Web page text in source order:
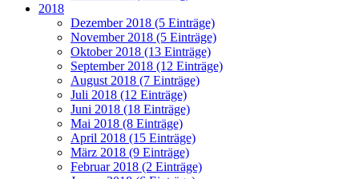
2018
Dezember 2018 (5 Einträge)
November 2018 (5 Einträge)
Oktober 2018 (13 Einträge)
September 2018 (12 Einträge)
August 2018 (7 Einträge)
Juli 2018 (12 Einträge)
Juni 2018 (18 Einträge)
Mai 2018 (8 Einträge)
April 2018 (15 Einträge)
März 2018 (9 Einträge)
Februar 2018 (2 Einträge)